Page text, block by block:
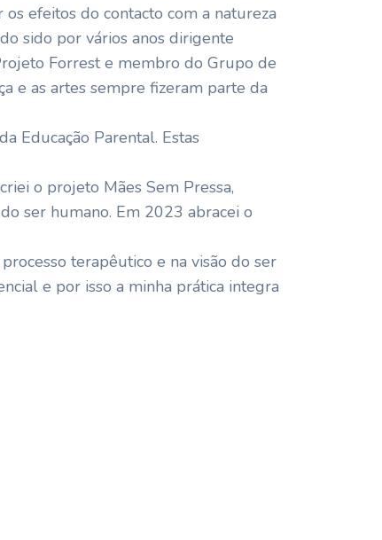
efeitos do contacto com a natureza
sido por vários anos dirigente
Forrest e membro do Grupo de
e as artes sempre fizeram parte da
Educação Parental. Estas
o projeto Mães Sem Pressa,
ser humano. Em 2023 abracei o
terapêutico e na visão do ser
e por isso a minha prática integra